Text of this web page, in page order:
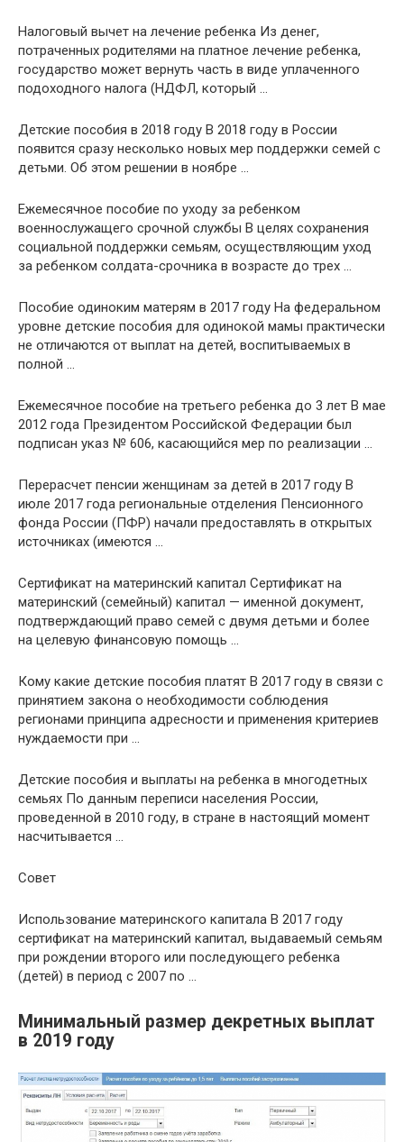
Налоговый вычет на лечение ребенка Из денег,
потраченных родителями на платное лечение ребенка,
государство может вернуть часть в виде уплаченного
подоходного налога (НДФЛ, который …
Детские пособия в 2018 году В 2018 году в России
появится сразу несколько новых мер поддержки семей с
детьми. Об этом решении в ноябре …
Ежемесячное пособие по уходу за ребенком
военнослужащего срочной службы В целях сохранения
социальной поддержки семьям, осуществляющим уход
за ребенком солдата-срочника в возрасте до трех …
Пособие одиноким матерям в 2017 году На федеральном
уровне детские пособия для одинокой мамы практически
не отличаются от выплат на детей, воспитываемых в
полной …
Ежемесячное пособие на третьего ребенка до 3 лет В мае
2012 года Президентом Российской Федерации был
подписан указ № 606, касающийся мер по реализации …
Перерасчет пенсии женщинам за детей в 2017 году В
июле 2017 года региональные отделения Пенсионного
фонда России (ПФР) начали предоставлять в открытых
источниках (имеются …
Сертификат на материнский капитал Сертификат на
материнский (семейный) капитал — именной документ,
подтверждающий право семей с двумя детьми и более
на целевую финансовую помощь …
Кому какие детские пособия платят В 2017 году в связи с
принятием закона о необходимости соблюдения
регионами принципа адресности и применения критериев
нуждаемости при …
Детские пособия и выплаты на ребенка в многодетных
семьях По данным переписи населения России,
проведенной в 2010 году, в стране в настоящий момент
насчитывается …
Совет
Использование материнского капитала В 2017 году
сертификат на материнский капитал, выдаваемый семьям
при рождении второго или последующего ребенка
(детей) в период с 2007 по …
Минимальный размер декретных выплат
в 2019 году